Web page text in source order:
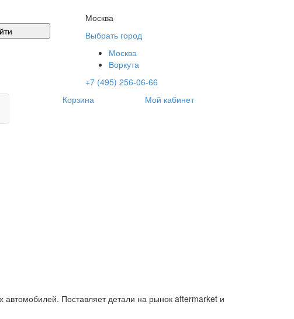
Москва
Выбрать город
Москва
Воркута
+7 (495) 256-06-66
Корзина Мой кабинет
автомобилей. Поставляет детали на рынок aftermarket и